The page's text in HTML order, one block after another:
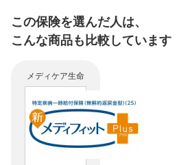
この保険を選んだ人は、
こんな商品も比較しています
メディケア生命